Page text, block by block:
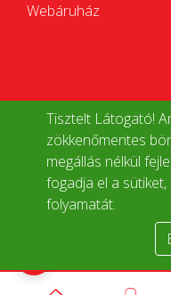
Tisztelt Látogató!
zökkenőmentes
megállás nélkül
fogadja el a
folyamatát.
Webáruház
Termékek